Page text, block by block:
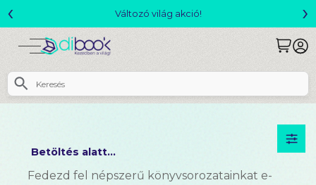
Változó világ akció!
‹ ›
Betöltés alatt...
Fedezd fel népszerű könyvsorozatainkat e-